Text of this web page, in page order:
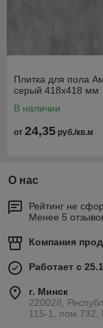
Плитка для пола
серый 418х418 мм
В наличии
от 24,35 руб./кв.м
О нас
Рейтинг не
Менее 5
Компания
Работает с
г. Минск
220028,
115-1, пом.732,